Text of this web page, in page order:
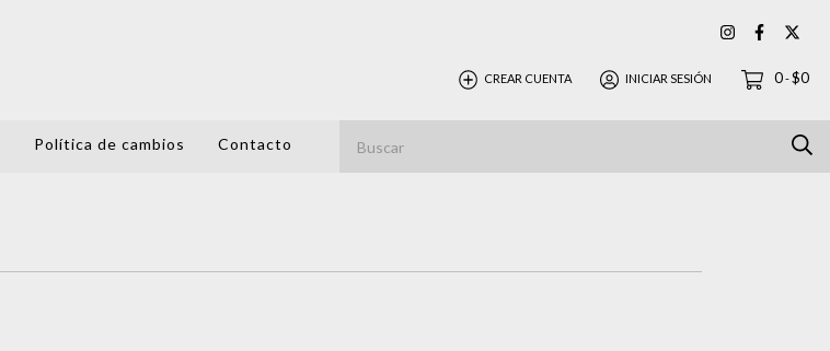
CREAR CUENTA INICIAR SESIÓN 0-$0
Política de cambios Contacto